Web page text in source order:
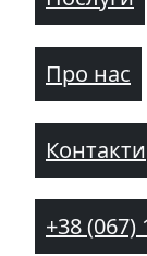
Про нас
Контакти
+38 (067)